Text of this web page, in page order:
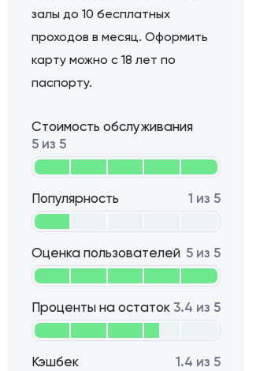
залы до 10 бесплатных
проходов в месяц. Оформить
карту можно с 18 лет по
паспорту.
Проценты на остаток 3.4 из 5
Кэшбек 1.4 из 5
Стоимость обслуживания
5 из 5
Популярность 1 из 5
Оценка пользователей 5 из 5